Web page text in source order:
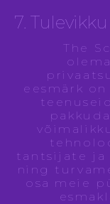
7.
The
eesmärk
tantsijate
ning
osa meie